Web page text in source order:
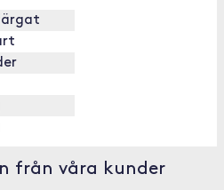
från våra kunder